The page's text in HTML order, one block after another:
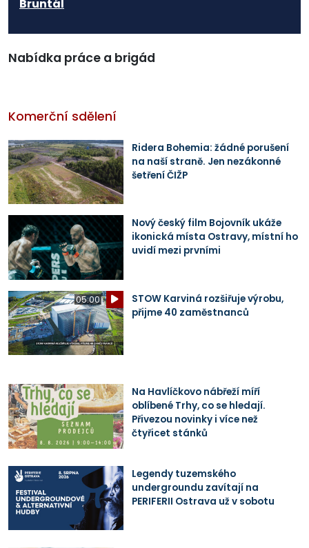
Bruntál
Nabídka práce a brigád
Komerční sdělení
Ridera Bohemia: žádné porušení
na naší straně. Jen nezákonné
šetření ČIŽP
Nový český film Bojovník ukáže
ikonická místa Ostravy, místní ho
uvidí mezi prvními
05:00
STOW Karviná rozšiřuje výrobu,
přijme 40 zaměstnanců
Na Havlíčkovo nábřeží míří
oblíbené Trhy, co se hledají.
Přivezou novinky i více než
čtyřicet stánků
Legendy tuzemského
undergroundu zavítají na
PERIFERII Ostrava už v sobotu